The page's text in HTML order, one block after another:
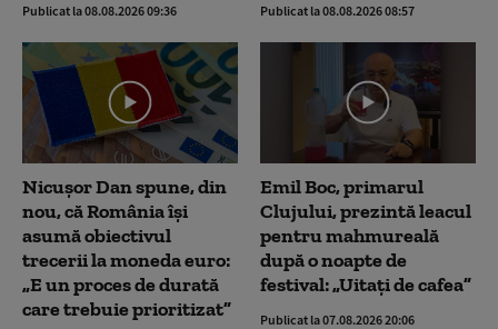
Publicat la 08.08.2026 09:36 Publicat la 08.08.2026 08:57
Nicușor Dan spune, din
nou, că România își
asumă obiectivul
trecerii la moneda euro:
„E un proces de durată
care trebuie prioritizat”
Emil Boc, primarul
Clujului, prezintă leacul
pentru mahmureală
după o noapte de
festival: „Uitați de cafea”
Publicat la 07.08.2026 20:06